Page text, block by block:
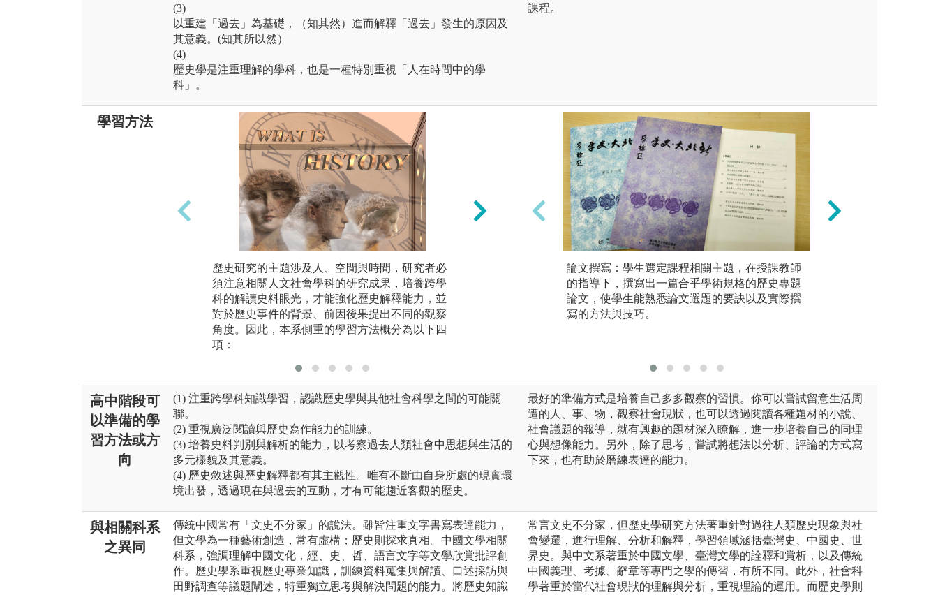
(3)
以重建「過去」為基礎，（知其然）進而解釋「過去」發生的原因及
其意義。(知其所以然）
(4)
歷史學是注重理解的學科，也是一種特別重視「人在時間中的學
科」。
課程。
學習方法
歷史研究的主題涉及人、空間與時間，研究者必
須注意相關人文社會學科的研究成果，培養跨學
科的解讀史料眼光，才能強化歷史解釋能力，並
對於歷史事件的背景、前因後果提出不同的觀察
角度。因此，本系側重的學習方法概分為以下四
項：
(1) 注重跨學科知識學習，認識歷史學與其他社會
科學之間的可能關聯。
論文撰寫：學生選定課程相關主題，在授課教師
的指導下，撰寫出一篇合乎學術規格的歷史專題
論文，使學生能熟悉論文選題的要訣以及實際撰
寫的方法與技巧。
高中階段可
以準備的學
習方法或方
向
(1) 注重跨學科知識學習，認識歷史學與其他社會科學之間的可能關
聯。
(2) 重視廣泛閱讀與歷史寫作能力的訓練。
(3) 培養史料判別與解析的能力，以考察過去人類社會中思想與生活的
多元樣貌及其意義。
(4) 歷史敘述與歷史解釋都有其主觀性。唯有不斷由自身所處的現實環
境出發，透過現在與過去的互動，才有可能趨近客觀的歷史。
最好的準備方式是培養自己多多觀察的習慣。你可以嘗試留意生活周
遭的人、事、物，觀察社會現狀，也可以透過閱讀各種題材的小說、
社會議題的報導，就有興趣的題材深入瞭解，進一步培養自己的同理
心與想像能力。另外，除了思考，嘗試將想法以分析、評論的方式寫
下來，也有助於磨練表達的能力。
與相關科系
之異同
傳統中國常有「文史不分家」的說法。雖皆注重文字書寫表達能力，
但文學為一種藝術創造，常有虛構；歷史則探求真相。中國文學相關
科系，強調理解中國文化，經、史、哲、語言文字等文學欣賞批評創
作。歷史學系重視歷史專業知識，訓練資料蒐集與解讀、口述採訪與
田野調查等議題闡述，特重獨立思考與解決問題的能力。將歷史知識
常言文史不分家，但歷史學研究方法著重針對過往人類歷史現象與社
會變遷，進行理解、分析和解釋，學習領域涵括臺灣史、中國史、世
界史。與中文系著重於中國文學、臺灣文學的詮釋和賞析，以及傳統
中國義理、考據、辭章等專門之學的傳習，有所不同。此外，社會科
學著重於當代社會現狀的理解與分析，重視理論的運用。而歷史學則